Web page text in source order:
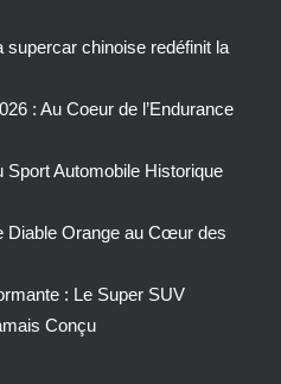
supercar chinoise redéfinit la
: Au Coeur de l’Endurance
Sport Automobile Historique
Diable Orange au Cœur des
: Le Super SUV
Conçu